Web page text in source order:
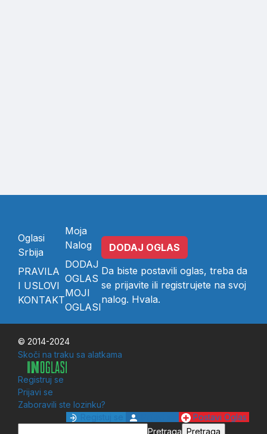
Oglasi
Srbija
PRAVILA
I USLOVI
KONTAKT
Moja
Nalog
DODAJ
OGLAS
MOJI
OGLASI
DODAJ OGLAS
Da biste postavili oglas, treba da
se prijavite ili registrujete na svoj
nalog. Hvala.
© 2014-2024
Skoči na traku sa alatkama
Registruj se
Prijavi se
Zaboravili ste lozinku?
Postavi Oglas
Pretraga